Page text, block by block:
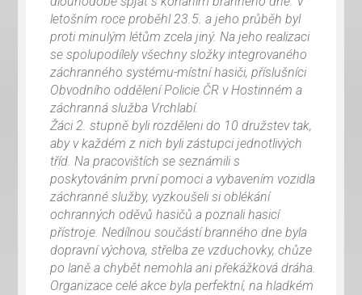
letošním roce proběhl 23.5. a jeho průběh byl
proti minulým létům zcela jiný. Na jeho realizaci
se spolupodílely všechny složky integrovaného
záchranného systému-místní hasiči, příslušníci
Obvodního oddělení Policie ČR v Hostinném a
záchranná služba Vrchlabí.
Žáci 2. stupně byli rozděleni do 10 družstev tak,
aby v každém z nich byli zástupci jednotlivých
tříd. Na pracovištích se seznámili s
poskytováním první pomoci a vybavením vozidla
záchranné služby, vyzkoušeli si oblékání
ochranných oděvů hasičů a poznali hasicí
přístroje. Nedílnou součástí branného dne byla
dopravní výchova, střelba ze vzduchovky, chůze
po laně a chybět nemohla ani překážková dráha.
Organizace celé akce byla perfektní, na hladkém